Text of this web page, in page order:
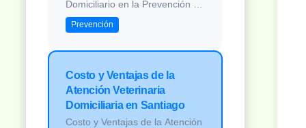
Domiciliario en la Prevención de
Enfermedades Introducción La
medicina veterinaria ha
transformándose de un modelo
principalmente reactivo a uno
cada vez más preventivo. En
este contexto, los veterinarios a
domicili...
Prevención
Costo y Ventajas de la
Atención Veterinaria
Domiciliaria en Santiago
Costo y Ventajas de la Atención